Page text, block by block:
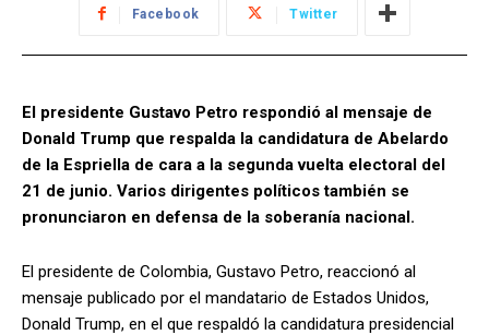
Facebook Twitter
El presidente Gustavo Petro respondió al mensaje de
Donald Trump que respalda la candidatura de Abelardo
de la Espriella de cara a la segunda vuelta electoral del
21 de junio. Varios dirigentes políticos también se
pronunciaron en defensa de la soberanía nacional.
El presidente de Colombia, Gustavo Petro, reaccionó al
mensaje publicado por el mandatario de Estados Unidos,
Donald Trump, en el que respaldó la candidatura presidencial